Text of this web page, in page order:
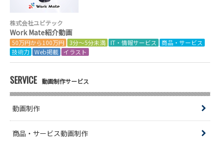
株式会社ユビテック
Work Mate紹介動画
50万円から100万円 3分～5分未満 IT・情報サービス
商品・サービス
技術力 Web掲載 イラスト
SERVICE 動画制作サービス
動画制作
商品・サービス動画制作